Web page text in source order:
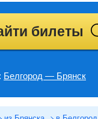
билеты
Белгород — Брянск